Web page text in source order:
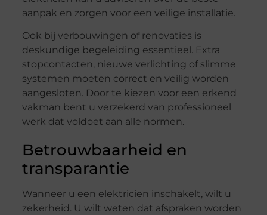
aanpak en zorgen voor een veilige installatie.
Ook bij verbouwingen of renovaties is
deskundige begeleiding essentieel. Extra
stopcontacten, nieuwe verlichting of slimme
systemen moeten correct en veilig worden
aangesloten. Door te kiezen voor een erkend
vakman bent u verzekerd van professioneel
werk dat voldoet aan alle normen.
Betrouwbaarheid en
transparantie
Wanneer u een elektricien inschakelt, wilt u
zekerheid. U wilt weten dat afspraken worden